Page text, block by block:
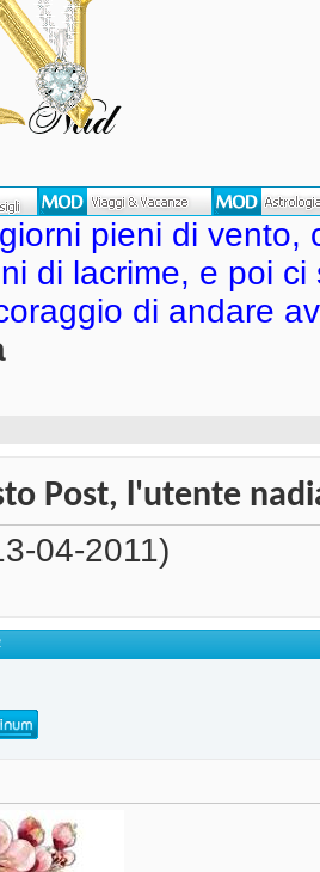
pieni di
di lacrime, e poi
di andare
Post, l'utente
04-2011)